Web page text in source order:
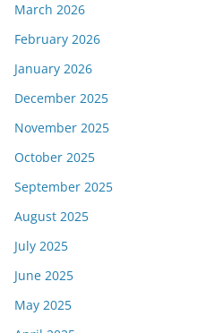
March 2026
February 2026
January 2026
December 2025
November 2025
October 2025
September 2025
August 2025
July 2025
June 2025
May 2025